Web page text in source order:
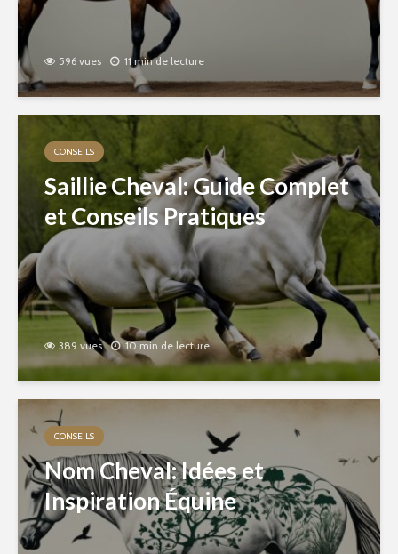
596 vues 11 min de lecture
CONSEILS
Saillie Cheval: Guide Complet
et Conseils Pratiques
389 vues 10 min de lecture
CONSEILS
Nom Cheval: Idées et
Inspiration Équine